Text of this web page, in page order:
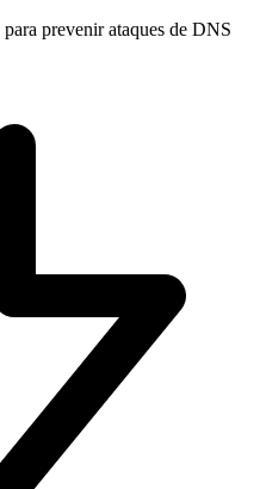
para prevenir ataques de DNS